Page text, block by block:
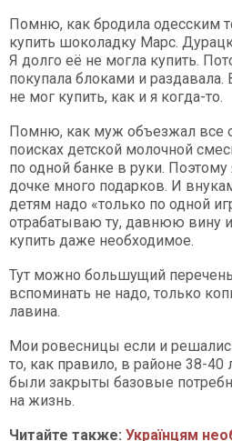
Помню, как бродила одесским
купить шоколадку Марс.
Я долго её не могла купить.
покупала блоками и раздавала.
не мог купить, как и я когда-то.
Помню, как муж объезжал все
поисках детской молочной
по одной банке в руки.
дочке много подарков. И
детям надо «только по одной
отрабатываю ту, давнюю вину
купить даже необходимое.
Тут можно большущий перечень
вспоминать не надо, только
лавина.
Мои ровесницы если и
то, как правило, в районе 38-40
были закрыты базовые
на жизнь.
Читайте также: Українцям